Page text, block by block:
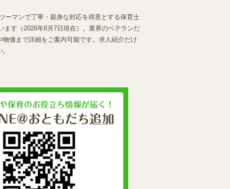
ーマンで丁寧・親身な対応を得意とする保育士
す（2026年8月7日現在）。業界のベテランだ
価まで詳細をご案内可能です。求人紹介だけ